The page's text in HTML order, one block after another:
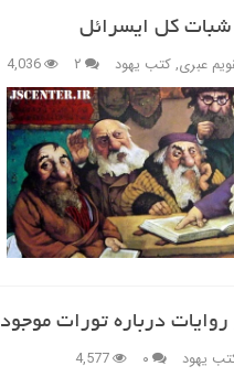
شبات کل ایسرائل
عبری,کتب یهود ۲ 4,036
درباره تورات موجود
یهود ۰ 4,577